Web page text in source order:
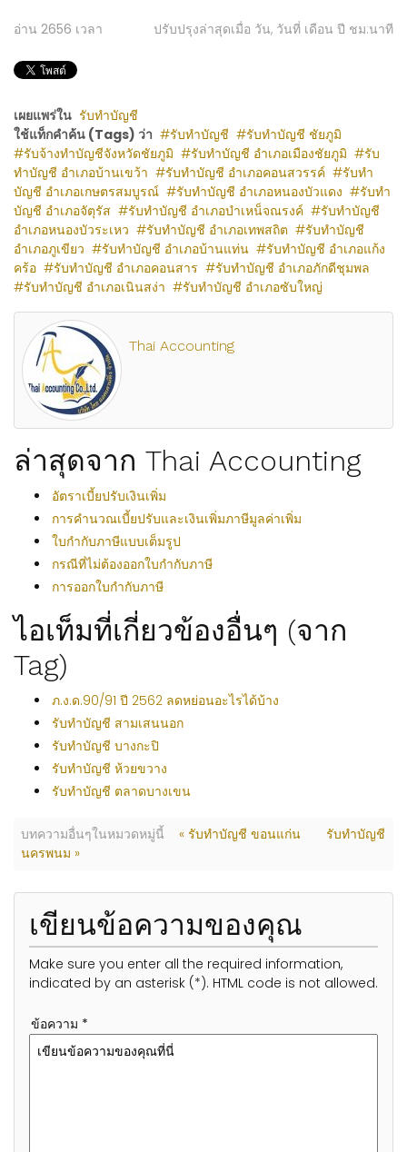
อ่าน 2656 เวลา ปรับปรุงล่าสุดเมื่อ วัน, วันที่ เดือน ปี ชม:นาที
เผยแพร่ใน รับทำบัญชี
ใช้แท็กคำค้น (Tags) ว่า
รับทำบัญชี
รับทำบัญชี ชัยภูมิ
รับจ้างทำบัญชีจังหวัดชัยภูมิ
รับทำบัญชี อำเภอเมืองชัยภูมิ
รับ
ทำบัญชี อำเภอบ้านเขว้า
รับทำบัญชี อำเภอคอนสวรรค์
รับทำ
บัญชี อำเภอเกษตรสมบูรณ์
รับทำบัญชี อำเภอหนองบัวแดง
รับทำ
บัญชี อำเภอจัตุรัส
รับทำบัญชี อำเภอบำเหน็จณรงค์
รับทำบัญชี
อำเภอหนองบัวระเหว
รับทำบัญชี อำเภอเทพสถิต
รับทำบัญชี
อำเภอภูเขียว
รับทำบัญชี อำเภอบ้านแท่น
รับทำบัญชี อำเภอแก้ง
คร้อ
รับทำบัญชี อำเภอคอนสาร
รับทำบัญชี อำเภอภักดีชุมพล
รับทำบัญชี อำเภอเนินสง่า
รับทำบัญชี อำเภอซับใหญ่
Thai Accounting
ล่าสุดจาก Thai Accounting
อัตราเบี้ยปรับเงินเพิ่ม
การคำนวณเบี้ยปรับและเงินเพิ่มภาษีมูลค่าเพิ่ม
ใบกำกับภาษีแบบเต็มรูป
กรณีที่ไม่ต้องออกใบกำกับภาษี
การออกใบกำกับภาษี
ไอเท็มที่เกี่ยวข้องอื่นๆ (จาก
Tag)
ภ.ง.ด.90/91 ปี 2562 ลดหย่อนอะไรได้บ้าง
รับทำบัญชี สามเสนนอก
รับทำบัญชี บางกะปิ
รับทำบัญชี ห้วยขวาง
รับทำบัญชี ตลาดบางเขน
บทความอื่นๆในหมวดหมู่นี้ « รับทำบัญชี ขอนแก่น
รับทำบัญชี
นครพนม »
เขียนข้อความของคุณ
Make sure you enter all the required information,
indicated by an asterisk (*). HTML code is not allowed.
ข้อความ *